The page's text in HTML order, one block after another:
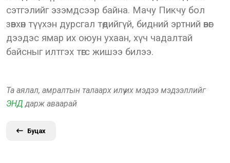
сэтгэлийг эзэмдсээр байна. Мачу Пикчу бол
зөвхөн түүхэн дурсгал төдийгүй, бидний эртний өвөг
дээдэс ямар их оюун ухаан, хүч чадалтай
байсныг илтгэх төгс жишээ билээ.
Та аялал, амралтын талаарх илүү их мэдээ мэдээллийг
ЭНД дарж аваарай
Буцах